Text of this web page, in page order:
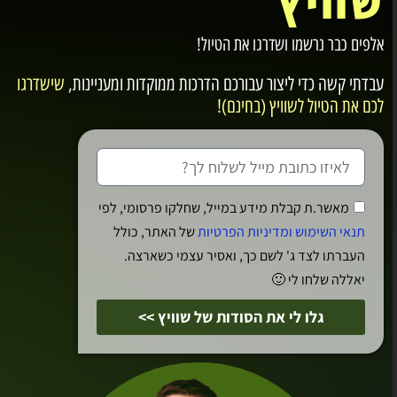
5 טיפים של גיא למציאת
המלון המושלם
בלאוטרברונן, ונגן ומירן
אלפים כבר נרשמו ושדרגו את הטיול!
עבדתי קשה כדי ליצור עבורכםהדרכות ממוקדות ומעניינות,שישדרגו
לכם את הטיול לשוויץ (בחינם)!
מאשר.ת קבלת מידע במייל, שחלקו פרסומי, לפי
תנאי השימוש ומדיניות הפרטיותשל האתר, כולל
העברתו לצד ג' לשם כך, ואסיר עצמי כשארצה.
יאללה שלחו לי 🙂
גלו לי את הסודות של שוויץ >>